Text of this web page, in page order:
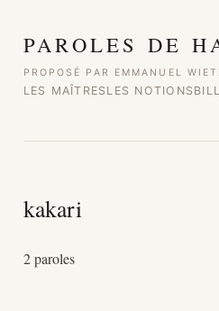
PAROLES DE
PROPOSÉ PAR EMMANUEL
LES MAÎTRES LES NOTIONS
kakari
2 paroles